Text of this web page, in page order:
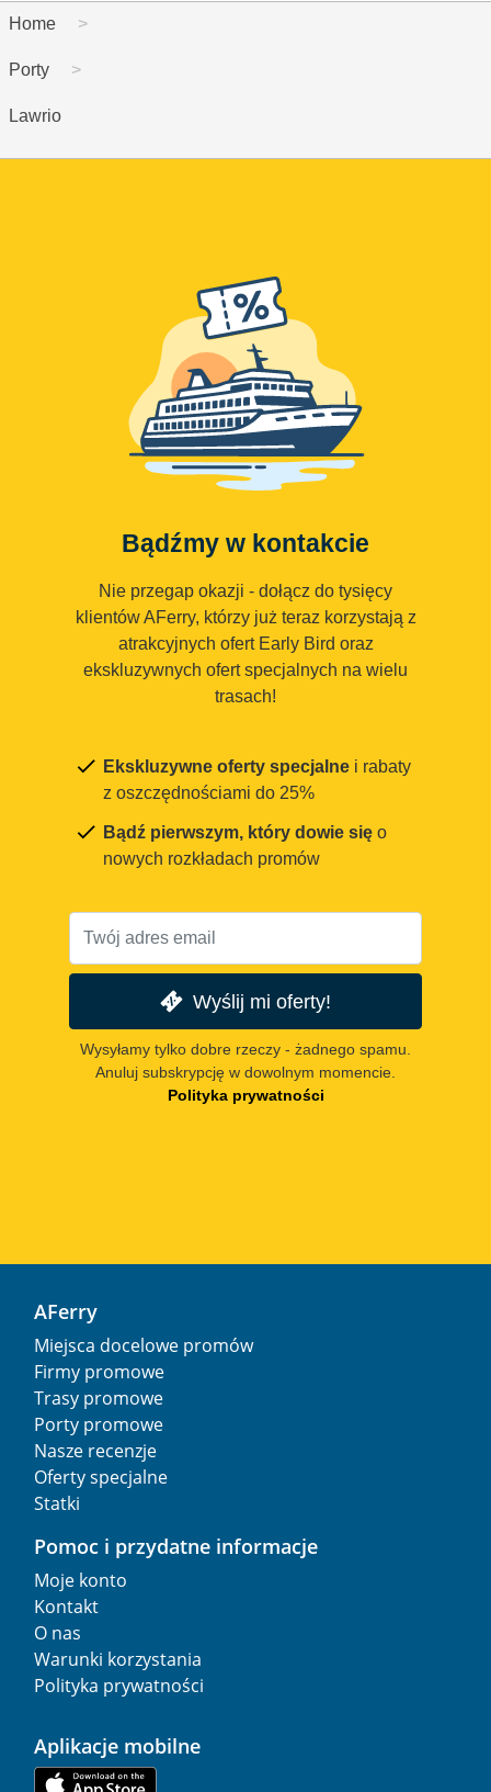
Home
Porty
Lawrio
Bądźmy w kontakcie
Nie przegap okazji - dołącz do tysięcy
klientów AFerry, którzy już teraz korzystają z
atrakcyjnych ofert Early Bird oraz
ekskluzywnych ofert specjalnych na wielu
trasach!
Ekskluzywne oferty specjalne i rabaty
z oszczędnościami do 25%
Bądź pierwszym, który dowie się o
nowych rozkładach promów
Wyślij mi oferty!
Wysyłamy tylko dobre rzeczy - żadnego spamu.
Anuluj subskrypcję w dowolnym momencie.
Polityka prywatności
AFerry
Miejsca docelowe promów
Firmy promowe
Trasy promowe
Porty promowe
Nasze recenzje
Oferty specjalne
Statki
Pomoc i przydatne informacje
Moje konto
Kontakt
O nas
Warunki korzystania
Polityka prywatności
Aplikacje mobilne